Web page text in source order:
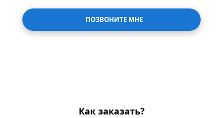
ПОЗВОНИТЕ МНЕ
Как заказать?